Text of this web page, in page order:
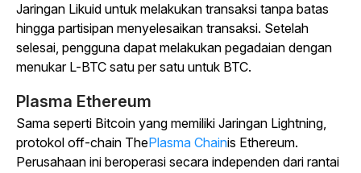
Jaringan Likuid untuk melakukan transaksi tanpa batas
hingga partisipan menyelesaikan transaksi. Setelah
selesai, pengguna dapat melakukan pegadaian dengan
menukar L-BTC satu per satu untuk BTC.
Plasma Ethereum
Sama seperti Bitcoin yang memiliki Jaringan Lightning,
protokol off-chain ThePlasma Chainis Ethereum.
Perusahaan ini beroperasi secara independen dari rantai